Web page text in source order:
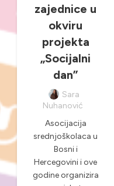
PROJEKTI
zajednice u
okviru
projekta
„Socijalni
dan”
Sara
Nuhanović
Asocijacija
srednjoškolaca u
Bosni i
Hercegovini i ove
godine organizira